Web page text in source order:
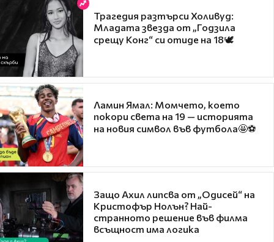
Трагедия разтърси Холивуд:
Младата звезда от „Годзила
срещу Конг“ си отиде на 18🕊️
Ламин Ямал: Момчето, което
покори света на 19 — историята
на новия символ във футбола🤩⚽
Защо Ахил липсва от „Одисей“ на
Кристофър Нолън? Най-
странното решение във филма
всъщност има логика